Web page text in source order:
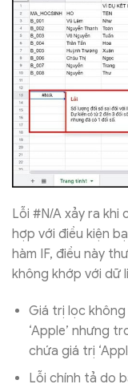
Lỗi #N/A xảy ra
hợp với điều kiện
hàm IF, điều này
không khớp với dữ
Giá trị lọc không
‘Apple’ nhưng
chứa giá trị
Lỗi chính tả do